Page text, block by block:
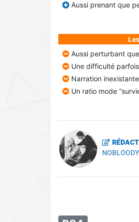
Aussi prenant que
Aussi perturbant
Une difficulté
Narration inexistante
Un ratio mode